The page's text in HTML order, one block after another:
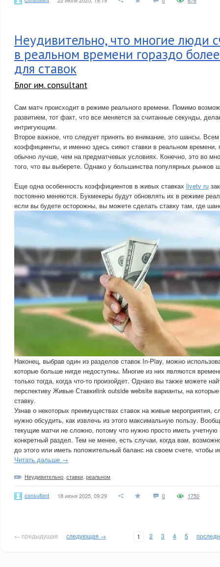
Неудивительно, что многие люди
в реальном времени гораздо
для ставок
Блог им. consultant
Сам матч происходит в режиме реального времени. Помимо
развитием, тот факт, что все меняется за считанные секунды,
интригующим.
Второе важное, что следует принять во внимание, это шансы.
коэффициенты, и именно здесь сияют ставки в реальном времени,
обычно лучше, чем на предматчевых условиях. Конечно, это во
того, что вы выберете. Однако у большинства популярных рынков
Еще одна особенность коэффициентов в живых ставках livetv ru
постоянно меняются. Букмекеры будут обновлять их в режиме
если вы будете осторожны, вы можете сделать ставку там, где
Наконец, выбрав один из разделов ставок In-Play, можно
которые больше нигде недоступны. Многие из них являются
только тогда, когда что-то произойдет. Однако вы также можете
перспективу Живые Ставкиlink outside website варианты, на
ставку.
Узнав о некоторых преимуществах ставок на живые мероприятия,
нужно обсудить, как извлечь из этого максимальную пользу.
текущие матчи не сложно, потому что нужно просто иметь учетную
конкретный раздел. Тем не менее, есть случаи, когда вам,
до этого или иметь положительный баланс на своем счете, чтобы
Читать дальше →
Неудивительно ставки реальном
consultant 18 июня 2025, 09:29 0 1750
← предыдущая следующая → 1 2 3 4 5